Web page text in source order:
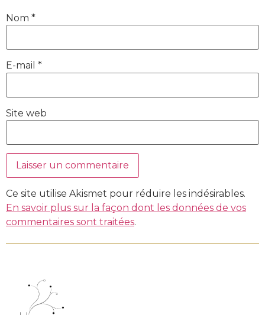
Nom *
E-mail *
Site web
Ce site utilise Akismet pour réduire les indésirables.
En savoir plus sur la façon dont les données de vos
commentaires sont traitées.